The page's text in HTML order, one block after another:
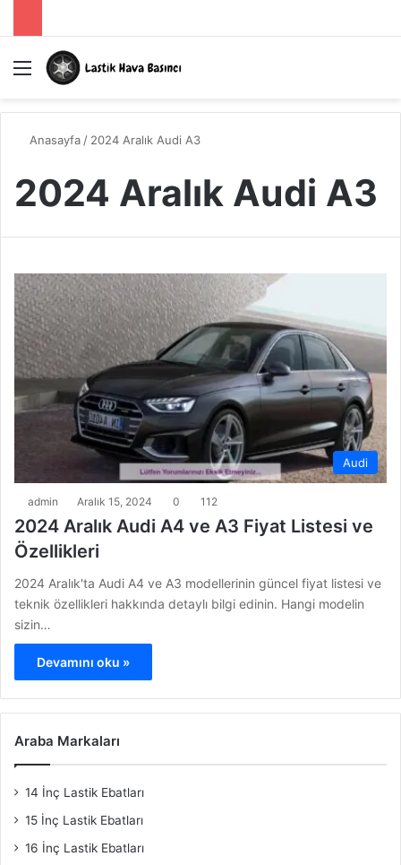
Menü
Anasayfa / 2024 Aralık Audi A3
2024 Aralık Audi A3
Audi
admin Aralık 15, 2024 0 112
2024 Aralık Audi A4 ve A3 Fiyat Listesi ve
Özellikleri
2024 Aralık'ta Audi A4 ve A3 modellerinin güncel fiyat listesi ve
teknik özellikleri hakkında detaylı bilgi edinin. Hangi modelin
sizin…
Devamını oku »
Araba Markaları
14 İnç Lastik Ebatları
15 İnç Lastik Ebatları
16 İnç Lastik Ebatları